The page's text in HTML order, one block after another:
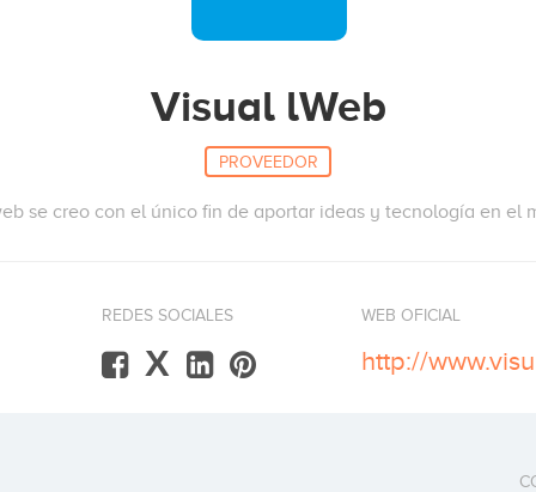
Visual lWeb
PROVEEDOR
se creo con el único fin de aportar ideas y tecnología en el
REDES SOCIALES
X
WEB OFICIAL
http://